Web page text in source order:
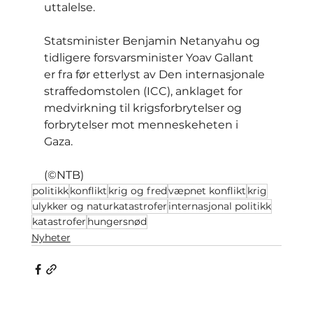
uttalelse.
Statsminister Benjamin Netanyahu og
tidligere forsvarsminister Yoav Gallant
er fra før etterlyst av Den internasjonale
straffedomstolen (ICC), anklaget for
medvirkning til krigsforbrytelser og
forbrytelser mot menneskeheten i
Gaza.
(©NTB)
politikkkonflikt krig og fredvæpnet konflikt krig
ulykker og naturkatastrofer internasjonal politikk
katastrofer hungersnød
Nyheter